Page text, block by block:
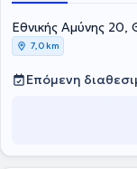
Εθνικής Αμύνης
7,0 km
Επόμενη